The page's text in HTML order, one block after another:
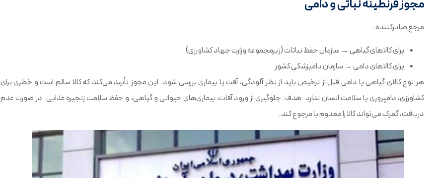
مجوز قرنطینه نباتی و دامی
مرجع صادرکننده:
برای کالاهای گیاهی → سازمان حفظ نباتات (زیرمجموعه وزارت جهاد کشاورزی)
برای کالاهای دامی → سازمان دامپزشکی کشور
هر نوع کالای گیاهی یا دامی قبل از ترخیص باید از نظر آلودگی، آفت یا بیماری بررسی شود. این مجوز تأیید می‌کند که کالا سالم است و خطری برای
کشاورزی، دامپروری یا سلامت انسان ندارد. هدف: جلوگیری از ورود آفات، بیماری‌های حیوانی و گیاهی، و حفظ سلامت زنجیره غذایی. در صورت عدم
دریافت، گمرک می‌تواند کالا را معدوم یا مرجوع کند.